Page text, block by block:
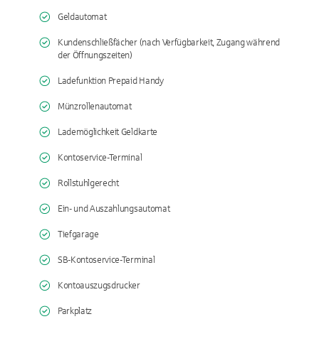
Geldautomat
Kundenschließfächer (nach Verfügbarkeit, Zugang während
der Öffnungszeiten)
Ladefunktion Prepaid Handy
Münzrollenautomat
Lademöglichkeit Geldkarte
Kontoservice-Terminal
Rollstuhlgerecht
Ein- und Auszahlungsautomat
Tiefgarage
SB-Kontoservice-Terminal
Kontoauszugsdrucker
Parkplatz